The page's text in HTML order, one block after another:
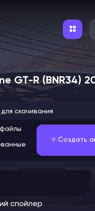
GT-R (BNR34)
скачивания
⭐️ Создать
спойлер